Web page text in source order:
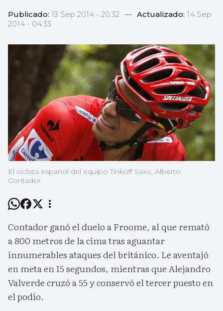
Publicado: 13 Sep 2014 - 20:32 — Actualizado: 14 Sep
2014 - 04:33
El ciclista español del equipo Tinkoff Saxo, Alberto
Contador
Contador ganó el duelo a Froome, al que remató
a 800 metros de la cima tras aguantar
innumerables ataques del británico. Le aventajó
en meta en 15 segundos, mientras que Alejandro
Valverde cruzó a 55 y conservó el tercer puesto en
el podio.